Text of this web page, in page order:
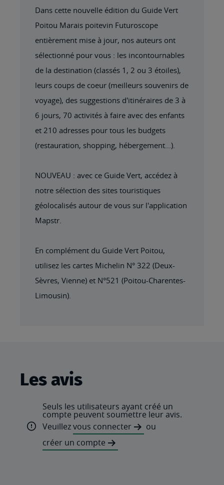
Dans cette nouvelle édition du Guide Vert
Poitou Marais poitevin Futuroscope
entièrement mise à jour, nos auteurs ont
sélectionné pour vous : les incontournables
de la destination (classés 1, 2 ou 3 étoiles),
leurs coups de coeur (meilleurs souvenirs de
voyage), des suggestions d'itinéraires de 3 à
6 jours, 70 activités à faire avec des enfants
et 210 adresses pour tous les budgets
(restauration, shopping, hébergement...).
NOUVEAU : avec ce Guide Vert, accédez à
notre sélection des sites touristiques
géolocalisés autour de vous sur l'application
Mapstr.
En complément du Guide Vert Poitou,
utilisez les cartes Michelin N° 322 (Deux-
Sèvres, Vienne) et N°521 (Poitou-Charentes-
Limousin).
Les avis
Seuls les utilisateurs ayant créé un
compte peuvent soumettre leur avis.
Veuillezvous connecter
ou
créer un compte